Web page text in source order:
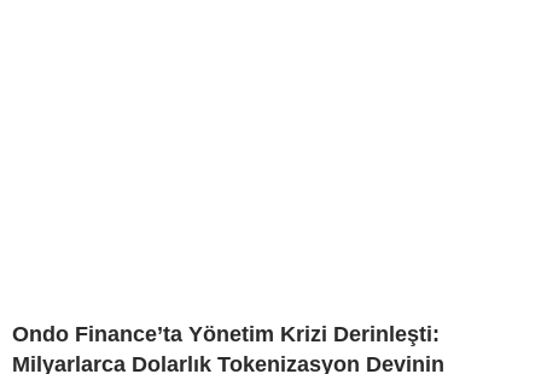
Ondo Finance’ta Yönetim Krizi Derinleşti:
Milyarlarca Dolarlık Tokenizasyon Devinin